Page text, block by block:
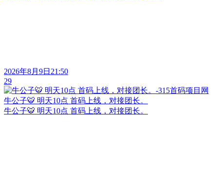
2026年8月9日21:50
29
牛公子🐯 明天10点 首码上线，对接团长。
牛公子🐯 明天10点 首码上线，对接团长。